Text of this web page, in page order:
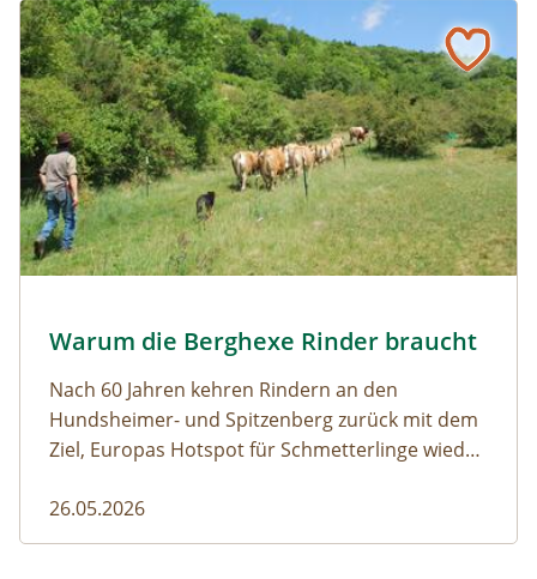
Naturmagazin: Warum die Berghexe Rinder braucht
Naturmagazin: Warum die Berghexe Rinder braucht
Warum die Berghexe Rinder braucht
Nach 60 Jahren kehren Rindern an den
Hundsheimer- und Spitzenberg zurück mit dem
Ziel, Europas Hotspot für Schmetterlinge wieder
26.05.2026
Warum die Berghexe Rinder braucht